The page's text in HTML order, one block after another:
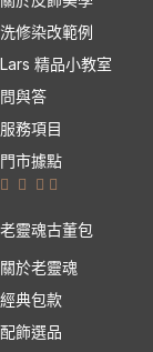
洗修染改範例
Lars 精品小教室
問與答
服務項目
門市據點
老靈魂古董包
關於老靈魂
經典包款
配飾選品